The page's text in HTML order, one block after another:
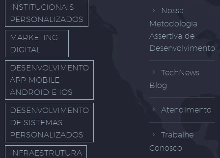
INSTITUCIONAIS
PERSONALIZADOS
MARKETING
DIGITAL
DESENVOLVIMENTO
APP MOBILE
ANDROID E IOS
DESENVOLVIMENTO
DE SISTEMAS
PERSONALIZADOS
INFRAESTRUTURA
Nossa
Metodologia
Assertiva de
Desenvolvimento
TechNews
Blog
Atendimento
Trabalhe
Conosco